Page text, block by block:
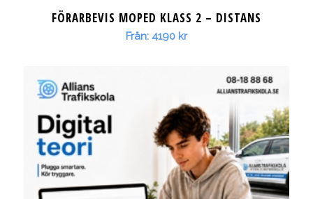
FÖRARBEVIS MOPED KLASS 2 – DISTANS
Från: 4190 kr